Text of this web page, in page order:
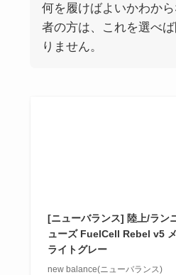
何を履けばよいかわか
者の方は、これを選べ
りません。
[ニューバランス] 陸上/ラン
ューズ FuelCell Rebel v5
ライトグレー
new balance(ニューバランス)